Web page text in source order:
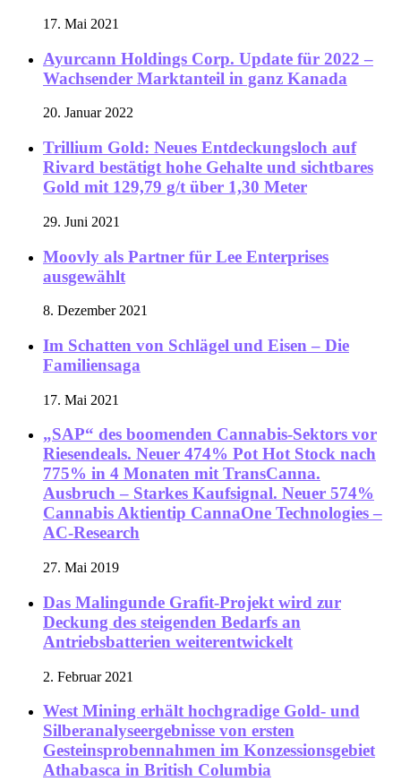
17. Mai 2021
Ayurcann Holdings Corp. Update für 2022 –
Wachsender Marktanteil in ganz Kanada
20. Januar 2022
Trillium Gold: Neues Entdeckungsloch auf
Rivard bestätigt hohe Gehalte und sichtbares
Gold mit 129,79 g/t über 1,30 Meter
29. Juni 2021
Moovly als Partner für Lee Enterprises
ausgewählt
8. Dezember 2021
Im Schatten von Schlägel und Eisen – Die
Familiensaga
17. Mai 2021
„SAP“ des boomenden Cannabis-Sektors vor
Riesendeals. Neuer 474% Pot Hot Stock nach
775% in 4 Monaten mit TransCanna.
Ausbruch – Starkes Kaufsignal. Neuer 574%
Cannabis Aktientip CannaOne Technologies –
AC-Research
27. Mai 2019
Das Malingunde Grafit-Projekt wird zur
Deckung des steigenden Bedarfs an
Antriebsbatterien weiterentwickelt
2. Februar 2021
West Mining erhält hochgradige Gold- und
Silberanalyseergebnisse von ersten
Gesteinsprobennahmen im Konzessionsgebiet
Athabasca in British Columbia